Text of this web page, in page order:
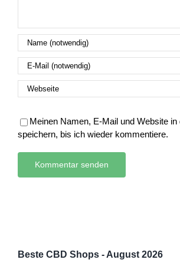
Meinen Namen, E-Mail und Website
speichern, bis ich wieder kommentiere.
Beste CBD Shops - August 2026